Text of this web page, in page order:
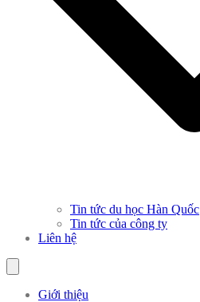
Tin tức du học Hàn Quốc
Tin tức của công ty
Liên hệ
Giới thiệu